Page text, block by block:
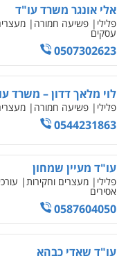
אלי אונגר משרד עו"ד
פלילי פשיעה חמורה
עסקים
0507302623
לוי מלאך דדון – משרד
פלילי פשיעה חמורה
0544231863
עו"ד מעיין שמחון
פלילי מעצרים וחקירות
אסירים
0587604050
עו"ד שאדי כבהא